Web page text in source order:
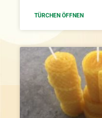
TÜRCHEN ÖFFNEN